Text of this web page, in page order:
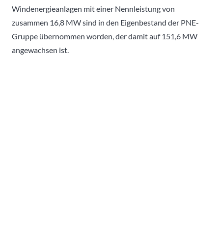
Windenergieanlagen mit einer Nennleistung von
zusammen 16,8 MW sind in den Eigenbestand der PNE-
Gruppe übernommen worden, der damit auf 151,6 MW
angewachsen ist.